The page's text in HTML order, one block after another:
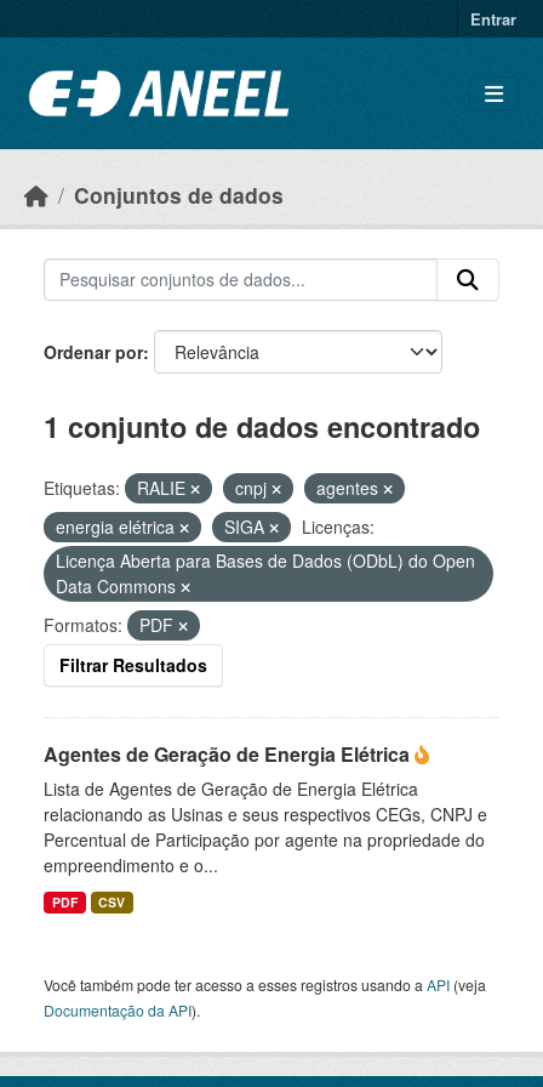
Entrar
Conjuntos de dados
Ordenar por
1 conjunto de dados encontrado
Etiquetas: RALIE cnpj
agentes
energia elétrica
SIGA
Licenças:
Licença Aberta para Bases de Dados (ODbL) do Open
Data Commons
Formatos:
PDF
Filtrar Resultados
Agentes de Geração de Energia Elétrica
Lista de Agentes de Geração de Energia Elétrica
relacionando as Usinas e seus respectivos CEGs, CNPJ e
Percentual de Participação por agente na propriedade do
empreendimento e o...
PDF CSV
Você também pode ter acesso a esses registros usando a API (veja
Documentação da API).